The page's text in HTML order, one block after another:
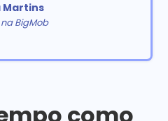
Martins
BigMob